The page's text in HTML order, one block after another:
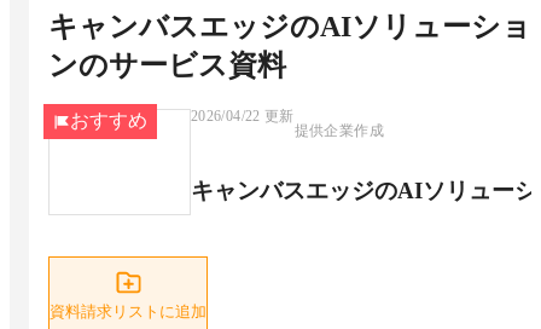
キャンバスエッジのAIソリューショ
ンのサービス資料
おすすめ 2026/04/22 更新
提供企業作成
キャンバスエッジのAIソリュー
資料請求リストに追加